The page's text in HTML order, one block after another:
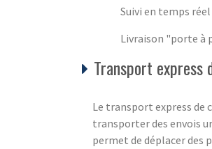
Suivi en temps réel
Livraison "porte à
Transport express
Le transport express de
transporter des envois
permet de déplacer des